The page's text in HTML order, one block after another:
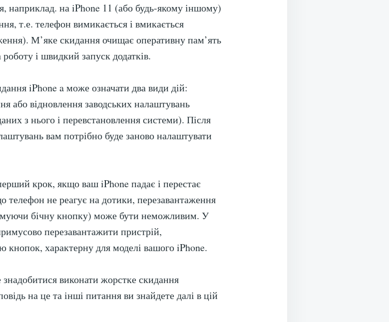
наприклад. на iPhone 11 (або будь-якому іншому)
т.е. телефон вимикається і вмикається
М’яке скидання очищає оперативну пам’ять
і швидкий запуск додатків.
iPhone a може означати два види дій:
або відновлення заводських налаштувань
з нього і перевстановлення системи). Після
вам потрібно буде заново налаштувати
крок, якщо ваш iPhone падає і перестає
телефон не реагує на дотики, перезавантаження
бічну кнопку) може бути неможливим. У
перезавантажити пристрій,
кнопок, характерну для моделі вашого iPhone.
виконати жорстке скидання
на це та інші питання ви знайдете далі в цій